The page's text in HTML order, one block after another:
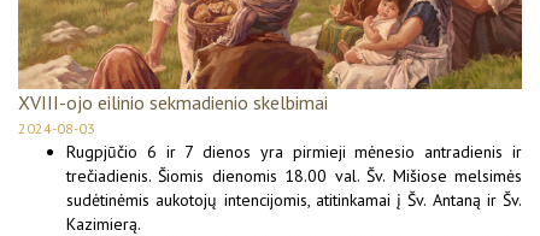
XVIII-ojo eilinio sekmadienio skelbimai
2024-08-03
Rugpjūčio 6 ir 7 dienos yra pirmieji mėnesio antradienis ir
trečiadienis. Šiomis dienomis 18.00 val. Šv. Mišiose melsimės
sudėtinėmis aukotojų intencijomis, atitinkamai į Šv. Antaną ir Šv.
Kazimierą.